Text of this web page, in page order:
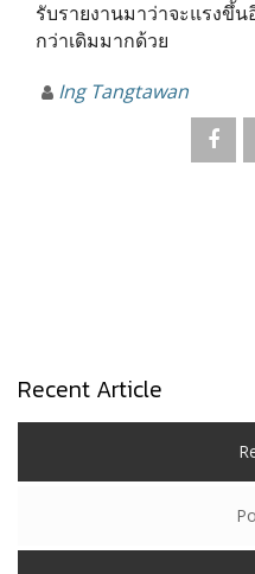
รับรายงานมาว่าจะแรงขึ้น
กว่าเดิมมากด้วย
Ing Tangtawan
Recent Article